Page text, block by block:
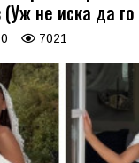
не иска да
0 7021